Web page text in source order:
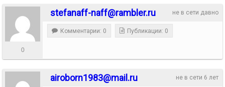
не в сети давно
stefanaff-naff@rambler.ru
0
Комментарии: 0 Публикации: 0
не в сети 6 лет
airoborn1983@mail.ru